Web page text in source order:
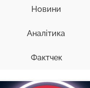
Новини
Аналітика
Фактчек